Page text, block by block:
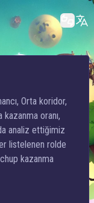
Orta koridor,
oranı,
analiz ettiğimiz
listelenen rolde
kazanma